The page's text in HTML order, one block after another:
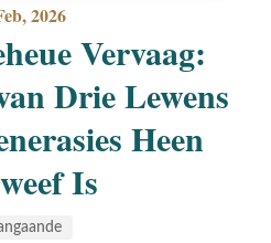
2026
Vervaag:
Drie Lewens
Heen
Is